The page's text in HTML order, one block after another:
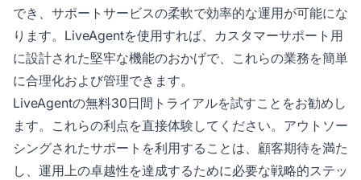
でき、サポートサービスの柔軟で効率的な運用が可能にな
ります。LiveAgentを使用すれば、カスタマーサポート用
に設計された堅牢な機能のおかげで、これらの業務を簡単
に合理化および管理できます。
LiveAgentの無料30日間トライアルを試すことをお勧めし
ます。これらの利点を直接体験してください。アウトソー
シングされたサポートを利用することは、顧客期待を満た
し、運用上の卓越性を達成するために必要な戦略的ステッ